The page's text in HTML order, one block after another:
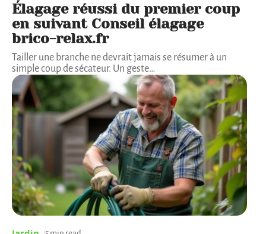
Élagage réussi du premier coup
en suivant Conseil élagage
brico-relax.fr
Tailler une branche ne devrait jamais se résumer à un
simple coup de sécateur. Un geste…